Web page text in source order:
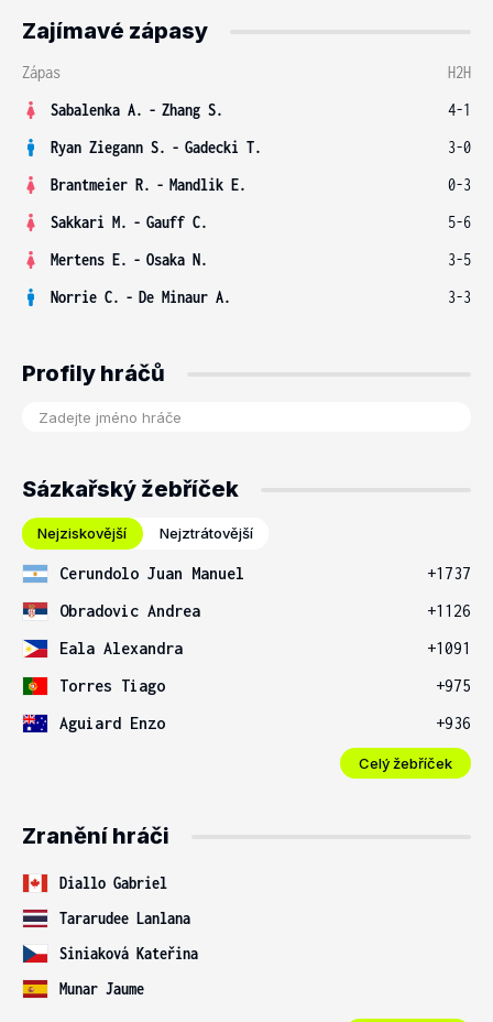
Zajímavé zápasy
Zápas
H2H
Sabalenka A. - Zhang S.
4-1
Ryan Ziegann S. - Gadecki T.
3-0
Brantmeier R. - Mandlik E.
0-3
Sakkari M. - Gauff C.
5-6
Mertens E. - Osaka N.
3-5
Norrie C. - De Minaur A. 3-3
Profily hráčů
Sázkařský žebříček
Nejziskovější Nejztrátovější
Cerundolo Juan Manuel
+1737
Obradovic Andrea
+1126
Eala Alexandra
+1091
Torres Tiago
+975
Aguiard Enzo
+936
Celý žebříček
Zranění hráči
Diallo Gabriel
Tararudee Lanlana
Siniaková Kateřina
Munar Jaume